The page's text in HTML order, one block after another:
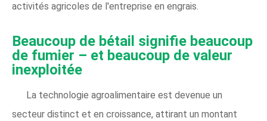
activités agricoles de l'entreprise en engrais.
Beaucoup de bétail signifie beaucoup
de fumier – et beaucoup de valeur
inexploitée
La technologie agroalimentaire est devenue un
secteur distinct et en croissance, attirant un montant